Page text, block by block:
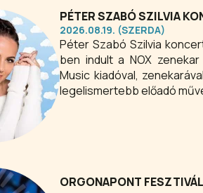
PÉTER SZABÓ SZILVIA
2026.08.19. (SZERDA)
Péter Szabó Szilvia
ben indult a NOX
Music kiadóval,
legelismertebb előadó
ORGONAPONT